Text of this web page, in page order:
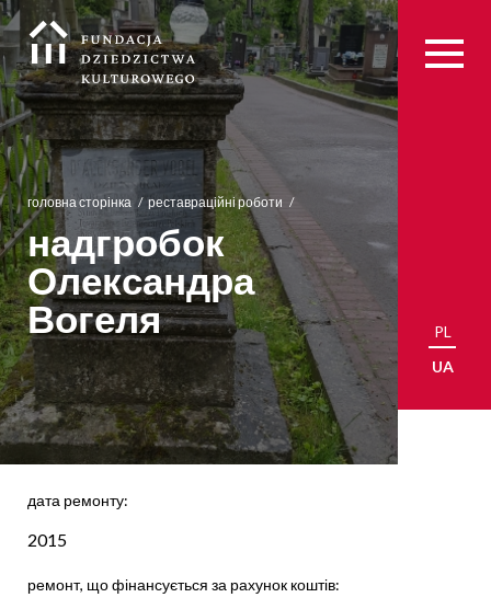
головна сторінка реставраційні роботи
надгробок
Олександра
Вогеля
PL
UA
дата ремонту:
2015
ремонт, що фінансується за рахунок коштів: